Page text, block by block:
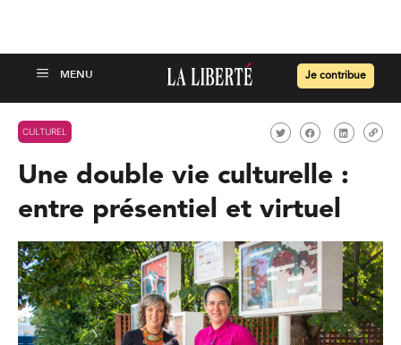
Je contribue
CULTUREL
Une double vie culturelle :
entre présentiel et virtuel